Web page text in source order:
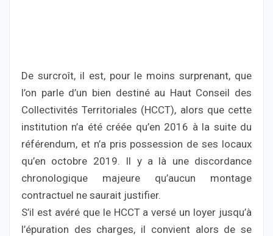
De surcroît, il est, pour le moins surprenant, que
l’on parle d’un bien destiné au Haut Conseil des
Collectivités Territoriales (HCCT), alors que cette
institution n’a été créée qu’en 2016 à la suite du
référendum, et n’a pris possession de ses locaux
qu’en octobre 2019. Il y a là une discordance
chronologique majeure qu’aucun montage
contractuel ne saurait justifier.
S’il est avéré que le HCCT a versé un loyer jusqu’à
l’épuration des charges, il convient alors de se